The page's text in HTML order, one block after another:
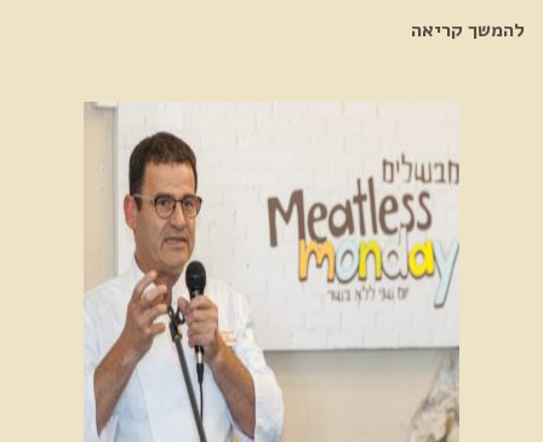
להמשך קריאה